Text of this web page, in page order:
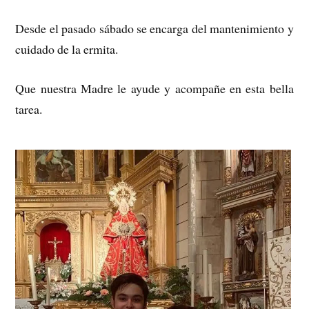
Desde el pasado sábado se encarga del mantenimiento y
cuidado de la ermita.
Que nuestra Madre le ayude y acompañe en esta bella
tarea.